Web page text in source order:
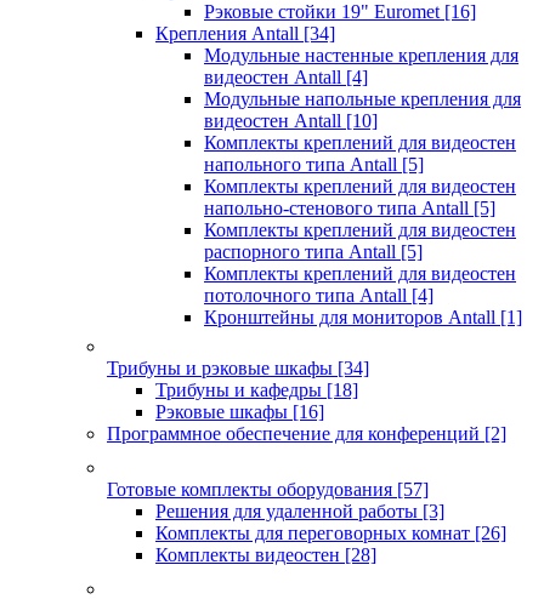
Рэковые стойки 19" Euromet [16]
Крепления Antall [34]
Модульные настенные крепления для
видеостен Antall [4]
Модульные напольные крепления для
видеостен Antall [10]
Комплекты креплений для видеостен
напольного типа Antall [5]
Комплекты креплений для видеостен
напольно-стенового типа Antall [5]
Комплекты креплений для видеостен
распорного типа Antall [5]
Комплекты креплений для видеостен
потолочного типа Antall [4]
Кронштейны для мониторов Antall [1]
Трибуны и рэковые шкафы [34]
Трибуны и кафедры [18]
Рэковые шкафы [16]
Программное обеспечение для конференций [2]
Готовые комплекты оборудования [57]
Решения для удаленной работы [3]
Комплекты для переговорных комнат [26]
Комплекты видеостен [28]